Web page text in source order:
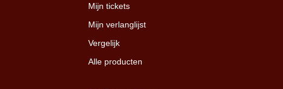
Mijn tickets
Mijn verlanglijst
Vergelijk
Alle producten